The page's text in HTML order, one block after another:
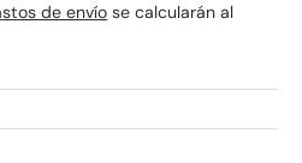
de envío se calcularán al